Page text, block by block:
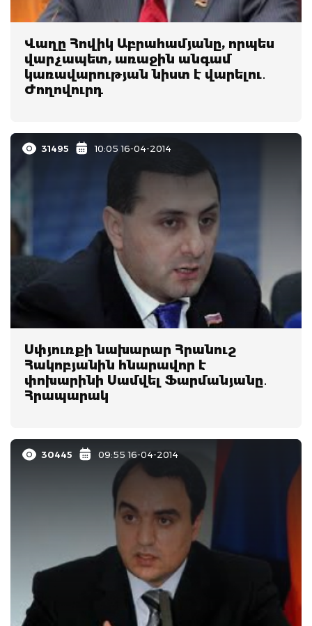
Վաղը Հովիկ Աբրահամյանը, որպես
վարչապետ, առաջին անգամ
կառավարության նիստ է վարելու․
Ժողովուրդ
31495 10:05 16-04-2014
Սփյուռքի նախարար Հրանուշ
Հակոբյանին հնարավոր է
փոխարինի Սամվել Ֆարմանյանը․
Հրապարակ
30445 09:55 16-04-2014